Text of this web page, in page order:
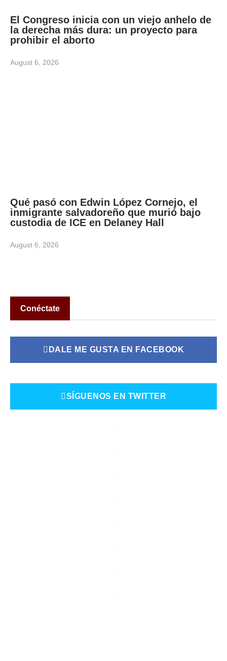
El Congreso inicia con un viejo anhelo de
la derecha más dura: un proyecto para
prohibir el aborto
August 6, 2026
Qué pasó con Edwin López Cornejo, el
inmigrante salvadoreño que murió bajo
custodia de ICE en Delaney Hall
August 6, 2026
Conéctate
DALE ME GUSTA EN FACEBOOK
SÍGUENOS EN TWITTER